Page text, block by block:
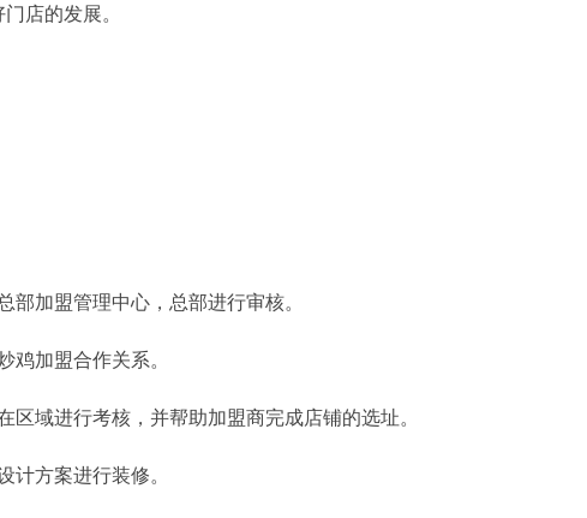
店的发展。
部加盟管理中心，总部进行审核。
鸡加盟合作关系。
域进行考核，并帮助加盟商完成店铺的选址。
计方案进行装修。